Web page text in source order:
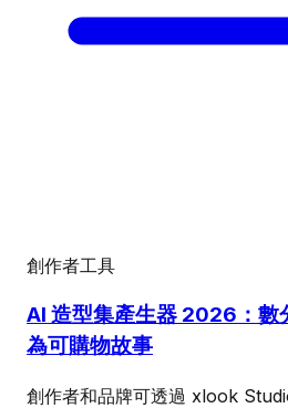
創作者工具
AI 造型集產生器 2026：數
為可購物故事
創作者和品牌可透過 xlook